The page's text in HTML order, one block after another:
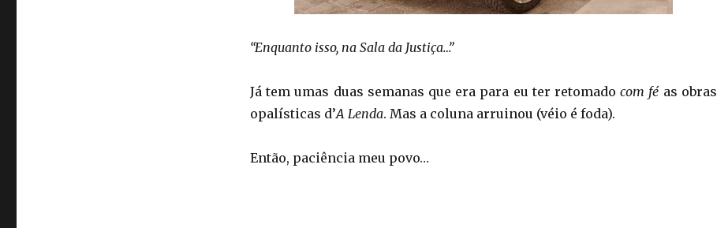
“Enquanto isso, na Sala da Justiça…”
Já tem umas duas semanas que era para eu ter retomadocom féas obras
opalísticas d’A Lenda. Mas a coluna arruinou (véio é foda).
Então, paciência meu povo…